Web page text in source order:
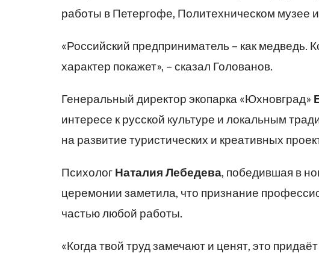
работы в Петергофе, Политехническом музее
«Российский предприниматель – как медведь.
характер покажет», – сказал Голованов.
Генеральный директор экопарка «Юхновград»
интересе к русской культуре и локальным
на развитие туристических и креативных
Психолог Наталия Лебедева, победившая в
церемонии заметила, что признание
частью любой работы.
«Когда твой труд замечают и ценят, это